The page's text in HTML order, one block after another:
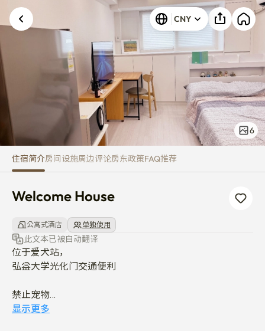
Welcome House CNY
6
住宿简介房间设施周边评论房东政策FAQ推荐
Welcome House
公寓式酒店 单独使用
此文本已被自动翻译
位于爱犬站，
弘益大学光化门交通便利
禁止宠物
显示更多